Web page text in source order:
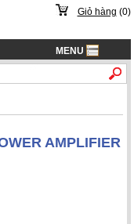
Giỏ hàng (0)
MENU
AMPLIFIER